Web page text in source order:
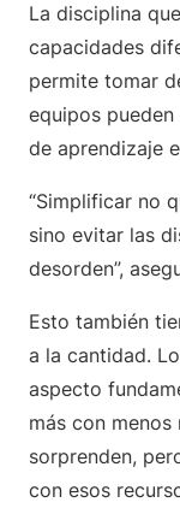
La disciplina
capacidades
permite tomar
equipos
de aprendizaje
“Simplificar no
sino evitar las
desorden”,
Esto también
a la cantidad.
aspecto
más con menos
sorprenden,
con esos